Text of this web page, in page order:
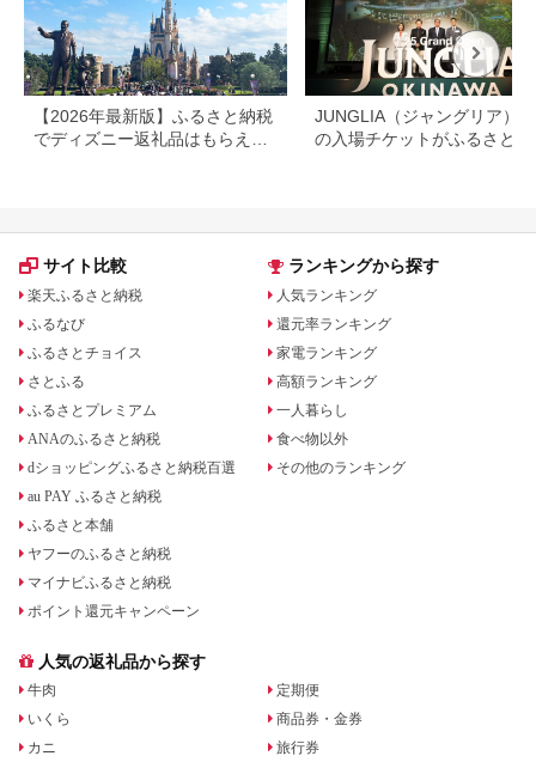
【2026年最新版】ふるさと納税
でディズニー返礼品はもらえ
JUNGLIA（ジャングリア）
の入場チケットがふるさと納
サイト比較
楽天ふるさと納税
ふるなび
ふるさとチョイス
さとふる
ふるさとプレミアム
ANAのふるさと納税
dショッピングふるさと納税百選
au PAY ふるさと納税
ふるさと本舗
ヤフーのふるさと納税
マイナビふるさと納税
ポイント還元キャンペーン
ランキングから探す
人気ランキング
還元率ランキング
家電ランキング
高額ランキング
一人暮らし
食べ物以外
その他のランキング
人気の返礼品から探す
牛肉
いくら
カニ
定期便
商品券・金券
旅行券